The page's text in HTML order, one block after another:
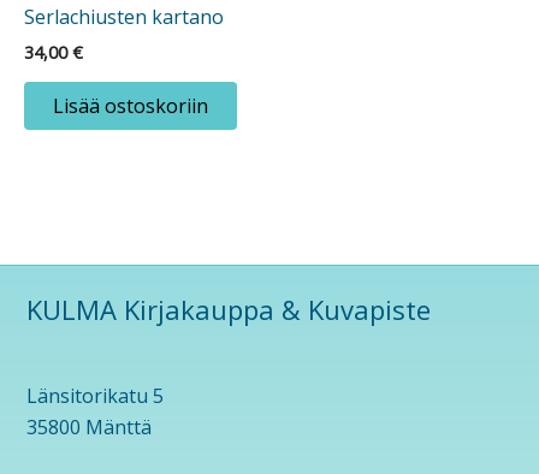
Serlachiusten kartano
34,00€
Lisää ostoskoriin
KULMA Kirjakauppa & Kuvapiste
Länsitorikatu 5
35800 Mänttä